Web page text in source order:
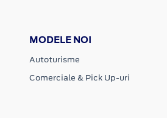
MODELE NOI
Autoturisme
Comerciale & Pick Up-uri